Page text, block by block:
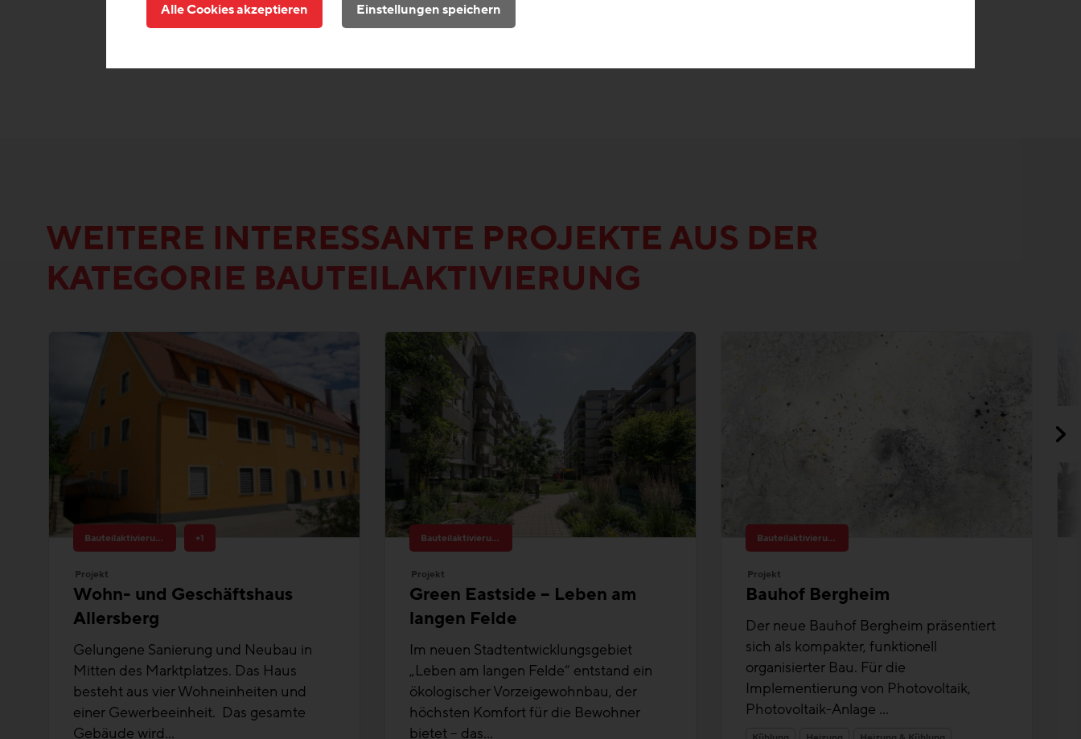
WEITERE INTERESSANTE PROJEKTE AUS DER
KATEGORIE BAUTEILAKTIVIERUNG
Bauteilaktivierung +1
Projekt
Wohn- und Geschäftshaus
Allersberg
Gelungene Sanierung und Neubau in
Mitten des Marktplatzes. Das Haus
besteht aus vier Wohneinheiten und
einer Gewerbeeinheit. Das gesamte
Gebäude wird...
Bauteilaktivierung
Projekt
Green Eastside – Leben am
langen Felde
Im neuen Stadtentwicklungsgebiet
„Leben am langen Felde“ entstand ein
ökologischer Vorzeigewohnbau, der
höchsten Komfort für die Bewohner
bietet – das...
Bauteilaktivierung
Projekt
Bauhof Bergheim
Der neue Bauhof Bergheim präsentiert
sich als kompakter, funktionell
organisierter Bau. Für die
Implementierung von Photovoltaik,
Photovoltaik-Anlage ...
Alle Cookies akzeptieren Einstellungen speichern